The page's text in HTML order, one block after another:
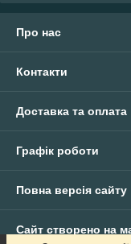
Про нас
Контакти
Доставка та оплата
Графік роботи
Повна версія сайту
Сайт створено на